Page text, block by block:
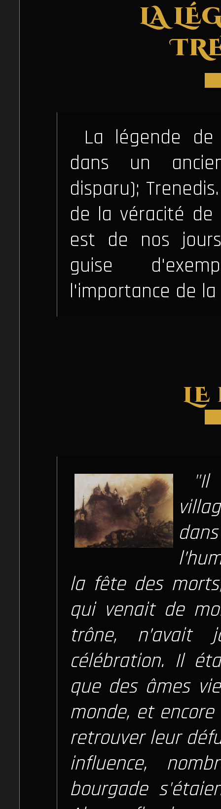
LA
La légende
dans un
disparu);
de la véracité de
est de nos
guise
l'importance de
"Il
la fête des
qui venait de
trône,
célébration. Il
que des âmes
monde, et
retrouver leur
influence,
bourgade